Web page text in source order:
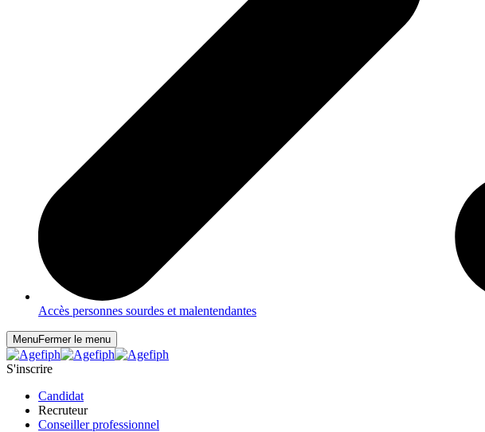
Accès personnes sourdes et malentendantes
MenuFermer le menu
S'inscrire
Candidat
Recruteur
Conseiller professionnel